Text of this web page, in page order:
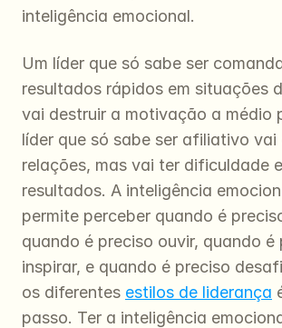
inteligência emocional.
Um líder que só sabe ser
resultados rápidos em situações
vai destruir a motivação a médio
líder que só sabe ser afiliativo vai
relações, mas vai ter dificuldade
resultados. A inteligência
permite perceber quando é
quando é preciso ouvir, quando é
inspirar, e quando é preciso
os diferentes estilos de liderança
passo. Ter a inteligência